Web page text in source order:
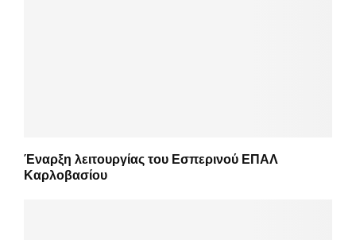
Έναρξη λειτουργίας του Εσπερινού ΕΠΑΛ
Καρλοβασίου